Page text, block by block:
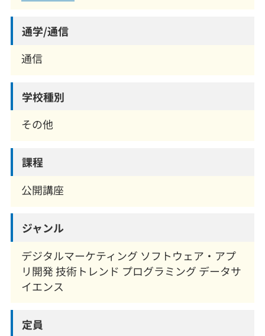
通学/通信
通信
学校種別
その他
課程
公開講座
ジャンル
デジタルマーケティング ソフトウェア・アプ
リ開発 技術トレンド プログラミング データサ
イエンス
定員